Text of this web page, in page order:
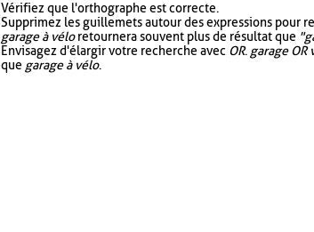
Vérifiez que l'orthographe est correcte.
Supprimez les guillemets autour des expressions pour
garage à véloretournera souvent plus de résultat que
Envisagez d'élargir votre recherche avec OR. garage OR
que garage à vélo.